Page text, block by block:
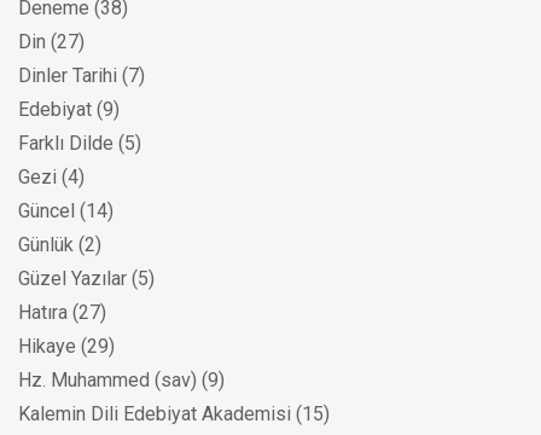
Deneme (38)
Din (27)
Dinler Tarihi (7)
Edebiyat (9)
Farklı Dilde (5)
Gezi (4)
Güncel (14)
Günlük (2)
Güzel Yazılar (5)
Hatıra (27)
Hikaye (29)
Hz. Muhammed (sav) (9)
Kalemin Dili Edebiyat Akademisi (15)